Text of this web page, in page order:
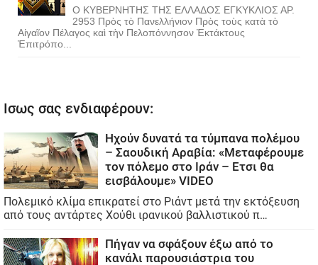
Ο ΚΥΒΕΡΝΗΤΗΣ ΤΗΣ ΕΛΛΑΔΟΣ ΕΓΚΥΚΛΙΟΣ ΑΡ.
2953 Πρὸς τὸ Πανελλήνιον Πρὸς τοὺς κατὰ τὸ
Αἰγαῖον Πέλαγος καὶ τὴν Πελοπόννησον Ἐκτάκτους
Ἐπιτρόπο...